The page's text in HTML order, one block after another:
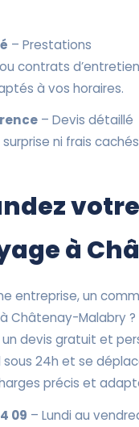
– Prestations
contrats d’entretien
à vos horaires.
– Devis détaillé
ni frais
à
entreprise, un
Châtenay-Malabry
devis gratuit et
sous 24h et se
précis et
09 – Lundi au